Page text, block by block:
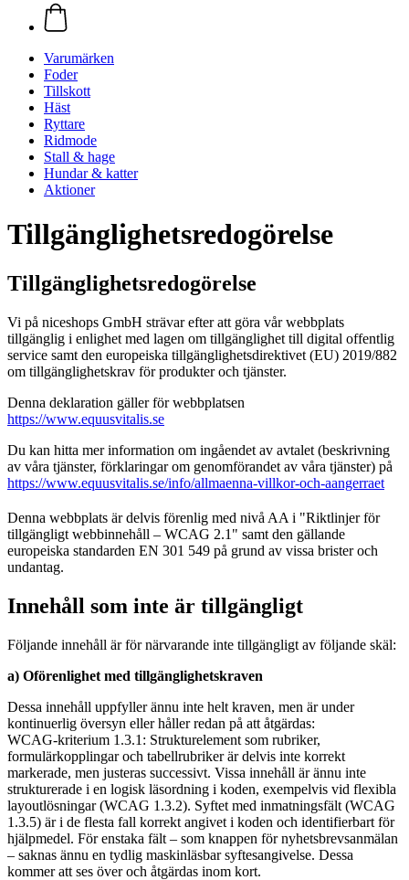
Varumärken
Foder
Tillskott
Häst
Ryttare
Ridmode
Stall & hage
Hundar & katter
Aktioner
Tillgänglighetsredogörelse
Tillgänglighetsredogörelse
Vi på niceshops GmbH strävar efter att göra vår webbplats
tillgänglig i enlighet med lagen om tillgänglighet till digital offentlig
service samt den europeiska tillgänglighetsdirektivet (EU) 2019/882
om tillgänglighetskrav för produkter och tjänster.
Denna deklaration gäller för webbplatsen
https://www.equusvitalis.se
Du kan hitta mer information om ingåendet av avtalet (beskrivning
av våra tjänster, förklaringar om genomförandet av våra tjänster) på
https://www.equusvitalis.se/info/allmaenna-villkor-och-aangerraet
Denna webbplats är delvis förenlig med nivå AA i "Riktlinjer för
tillgängligt webbinnehåll – WCAG 2.1" samt den gällande
europeiska standarden EN 301 549 på grund av vissa brister och
undantag.
Innehåll som inte är tillgängligt
Följande innehåll är för närvarande inte tillgängligt av följande skäl:
a) Oförenlighet med tillgänglighetskraven
Dessa innehåll uppfyller ännu inte helt kraven, men är under
kontinuerlig översyn eller håller redan på att åtgärdas:
WCAG-kriterium 1.3.1: Strukturelement som rubriker,
formulärkopplingar och tabellrubriker är delvis inte korrekt
markerade, men justeras successivt. Vissa innehåll är ännu inte
strukturerade i en logisk läsordning i koden, exempelvis vid flexibla
layoutlösningar (WCAG 1.3.2). Syftet med inmatningsfält (WCAG
1.3.5) är i de flesta fall korrekt angivet i koden och identifierbart för
hjälpmedel. För enstaka fält – som knappen för nyhetsbrevsanmälan
– saknas ännu en tydlig maskinläsbar syftesangivelse. Dessa
kommer att ses över och åtgärdas inom kort.